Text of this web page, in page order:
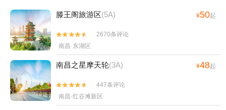
滕王阁旅游区(5A) ¥50起


2670条评论
南昌·东湖区
南昌之星摩天轮(3A) ¥48起


447条评论
南昌·红谷滩新区